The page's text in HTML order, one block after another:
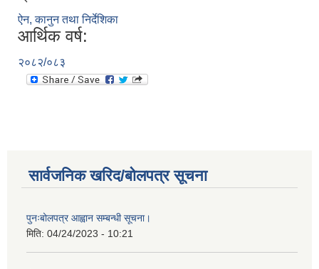
ऐन, कानुन तथा निर्देशिका
आर्थिक वर्ष:
२०८२/०८३
सार्वजनिक खरिद/बोलपत्र सूचना
पुनःबोलपत्र आह्वान सम्बन्धी सूचना।
मिति: 04/24/2023 - 10:21